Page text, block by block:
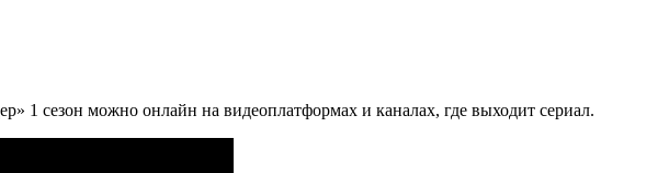
1 сезон можно онлайн на видеоплатформах и каналах, где выходит сериал.